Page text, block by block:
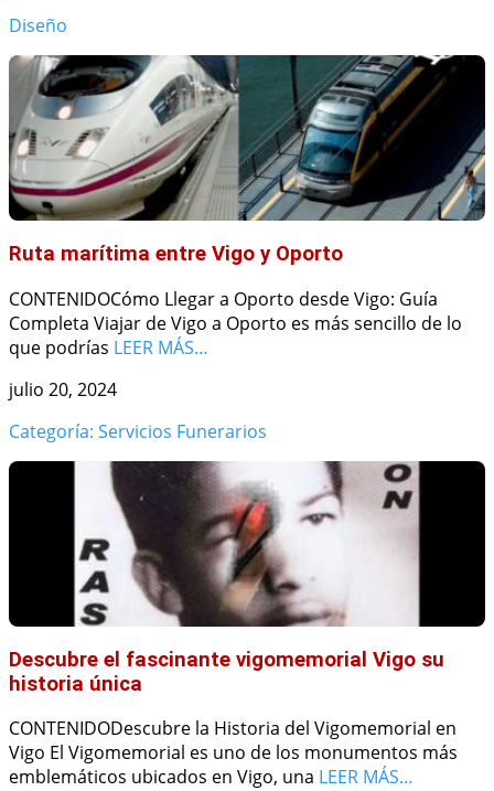
Diseño
Ruta marítima entre Vigo y Oporto
CONTENIDOCómo Llegar a Oporto desde Vigo: Guía
Completa Viajar de Vigo a Oporto es más sencillo de lo
que podrías LEER MÁS…
julio 20, 2024
Categoría: Servicios Funerarios
Descubre el fascinante vigomemorial Vigo su
historia única
CONTENIDODescubre la Historia del Vigomemorial en
Vigo El Vigomemorial es uno de los monumentos más
emblemáticos ubicados en Vigo, una LEER MÁS…